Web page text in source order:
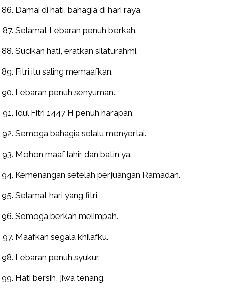
Damai di hati, bahagia di hari raya.
Selamat Lebaran penuh berkah.
Sucikan hati, eratkan silaturahmi.
Fitri itu saling memaafkan.
Lebaran penuh senyuman.
Idul Fitri 1447 H penuh harapan.
Semoga bahagia selalu menyertai.
Mohon maaf lahir dan batin ya.
Kemenangan setelah perjuangan Ramadan.
Selamat hari yang fitri.
Semoga berkah melimpah.
Maafkan segala khilafku.
Lebaran penuh syukur.
Hati bersih, jiwa tenang.